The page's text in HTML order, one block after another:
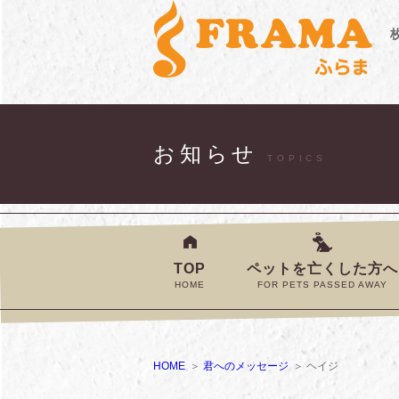
お知らせ TOPICS
TOP
HOME
ペットを亡くした方へ
FOR PETS PASSED AWAY
HOME 君へのメッセージ ヘイジ